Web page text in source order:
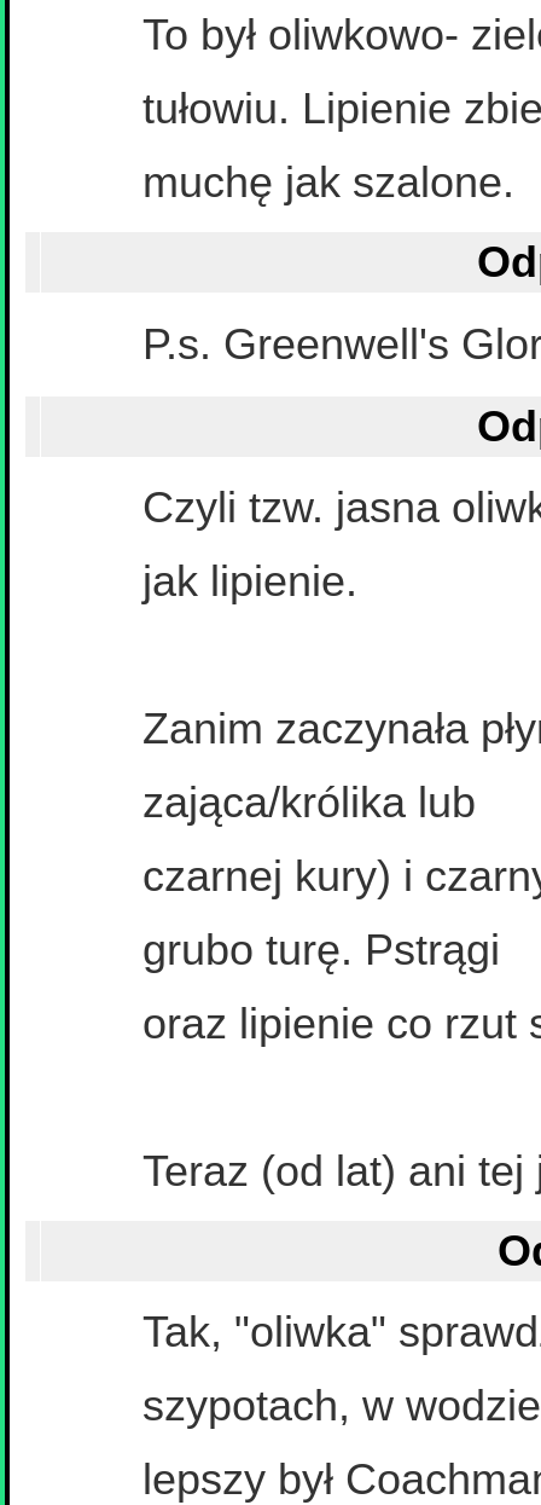
To był oliwkowo-
tułowiu. Lipienie
muchę jak szalone.
P.s. Greenwell's
Czyli tzw. jasna
jak lipienie.
Zanim zaczynała
zająca/królika lub
czarnej kury) i
grubo turę. Pstrągi
oraz lipienie co rzut
Teraz (od lat) ani
Tak, "oliwka"
szypotach, w
lepszy był